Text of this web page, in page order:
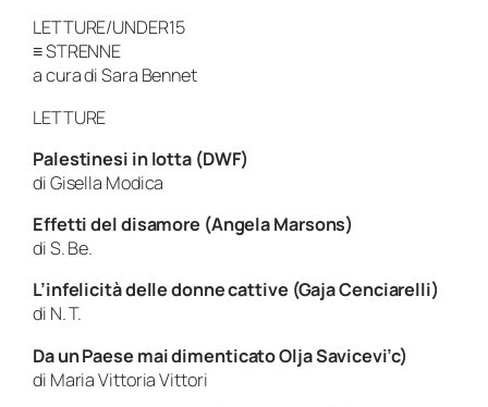
LETTURE/UNDER15
≡ STRENNE
a cura di Sara Bennet
LETTURE
Palestinesi in lotta (DWF)
di Gisella Modica
Effetti del disamore (Angela Marsons)
di S. Be.
L’infelicità delle donne cattive (Gaja Cenciarelli)
di N. T.
Da un Paese mai dimenticato Olja Savicevi’c)
di Maria Vittoria Vittori